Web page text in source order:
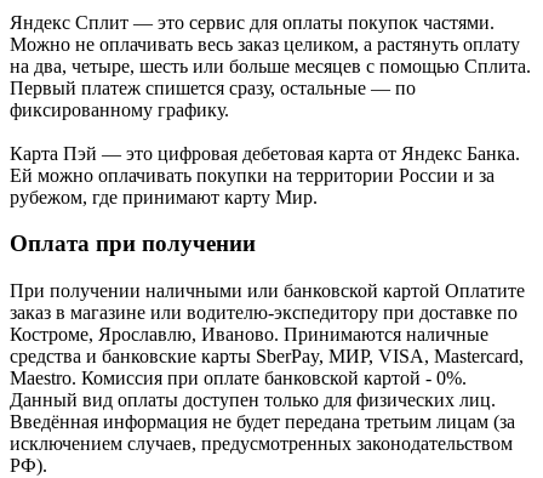
Яндекс Cплит — это сервис для оплаты покупок частями.
Можно не оплачивать весь заказ целиком, а растянуть оплату
на два, четыре, шесть или больше месяцев с помощью Сплита.
Первый платеж спишется сразу, остальные — по
фиксированному графику.
Карта Пэй — это цифровая дебетовая карта от Яндекс Банка.
Ей можно оплачивать покупки на территории России и за
рубежом, где принимают карту Мир.
Оплата при получении
При получении наличными или банковской картой Оплатите
заказ в магазине или водителю-экспедитору при доставке по
Костроме, Ярославлю, Иваново. Принимаются наличные
средства и банковские карты SberPay, МИР, VISA, Mastercard,
Maestro. Комиссия при оплате банковской картой - 0%.
Данный вид оплаты доступен только для физических лиц.
Введённая информация не будет передана третьим лицам (за
исключением случаев, предусмотренных законодательством
РФ).